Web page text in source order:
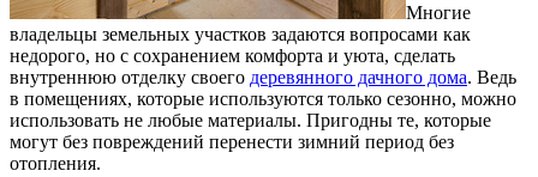
Многие
владельцы земельных участков задаются вопросами как
недорого, но с сохранением комфорта и уюта, сделать
внутреннюю отделку своего деревянного дачного дома. Ведь
в помещениях, которые используются только сезонно, можно
использовать не любые материалы. Пригодны те, которые
могут без повреждений перенести зимний период без
отопления.